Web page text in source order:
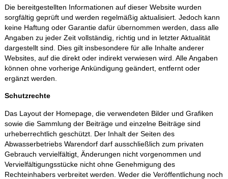
Die bereitgestellten Informationen auf dieser Website wurden
sorgfältig geprüft und werden regelmäßig aktualisiert. Jedoch kann
keine Haftung oder Garantie dafür übernommen werden, dass alle
Angaben zu jeder Zeit vollständig, richtig und in letzter Aktualität
dargestellt sind. Dies gilt insbesondere für alle Inhalte anderer
Websites, auf die direkt oder indirekt verwiesen wird. Alle Angaben
können ohne vorherige Ankündigung geändert, entfernt oder
ergänzt werden.
Schutzrechte
Das Layout der Homepage, die verwendeten Bilder und Grafiken
sowie die Sammlung der Beiträge und einzelne Beiträge sind
urheberrechtlich geschützt. Der Inhalt der Seiten des
Abwasserbetriebs Warendorf darf ausschließlich zum privaten
Gebrauch vervielfältigt, Änderungen nicht vorgenommen und
Vervielfältigungsstücke nicht ohne Genehmigung des
Rechteinhabers verbreitet werden. Weder die Veröffentlichung noch